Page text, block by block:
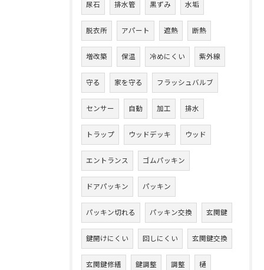
尿石 排水管 黒ずみ 水垢
脱衣所 アパート 遮熱 断熱
増改築 保温 冷めにくい 紫外線
守る 家を守る フラッシュバルブ
センサー 自動 加工 排水
トラップ ウッドデッキ ウッド
エントランス ゴムパッキン
ドアパッキン パッキン
パッキン切れる パッキン交換 玄関鍵
鍵開けにくい 回しにくい 玄関鍵交換
玄関鍵修繕 鍵調整 調整 樋